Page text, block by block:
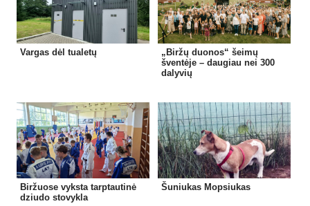
Vargas dėl tualetų
„Biržų duonos“ šeimų
šventėje – daugiau nei 300
dalyvių
Biržuose vyksta tarptautinė
dziudo stovykla
Šuniukas Mopsiukas